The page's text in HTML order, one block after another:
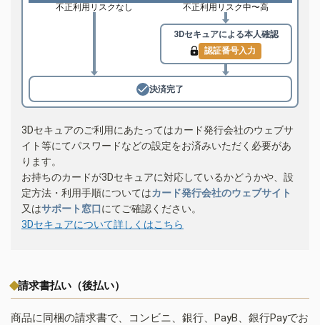
不正利用リスクなし 不正利用リスク中〜高
3Dセキュアによる本人確認
認証番号入力
決済完了
3Dセキュアのご利用にあたってはカード発行会社のウェブサ
イト等にてパスワードなどの設定をお済みいただく必要があ
ります。
お持ちのカードが3Dセキュアに対応しているかどうかや、設
定方法・利用手順についてはカード発行会社のウェブサイト
又はサポート窓口にてご確認ください。
3Dセキュアについて詳しくはこちら
請求書払い（後払い）
商品に同梱の請求書で、コンビニ、銀行、PayB、銀行Payでお